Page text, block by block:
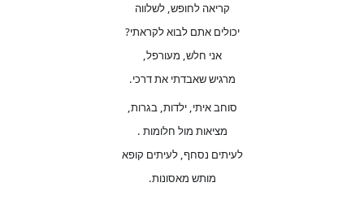
קריאה לחופש, לשלווה
יכולים אתם לבוא לקראתי?
אני חלש, מעורפל,
מרגיש שאבדתי את דרכי.
סוחב איתי, ילדות, בגרות,
מציאות מול חלומות .
לעיתים נסחף, לעיתים קופא
מותש מאסונות.